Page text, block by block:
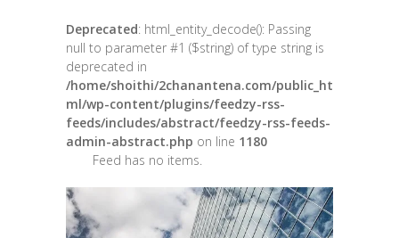
Deprecated: html_entity_decode(): Passing
null to parameter #1 ($string) of type string is
deprecated in
/home/shoithi/2chanantena.com/public_ht
ml/wp-content/plugins/feedzy-rss-
feeds/includes/abstract/feedzy-rss-feeds-
admin-abstract.php on line 1180
Feed has no items.